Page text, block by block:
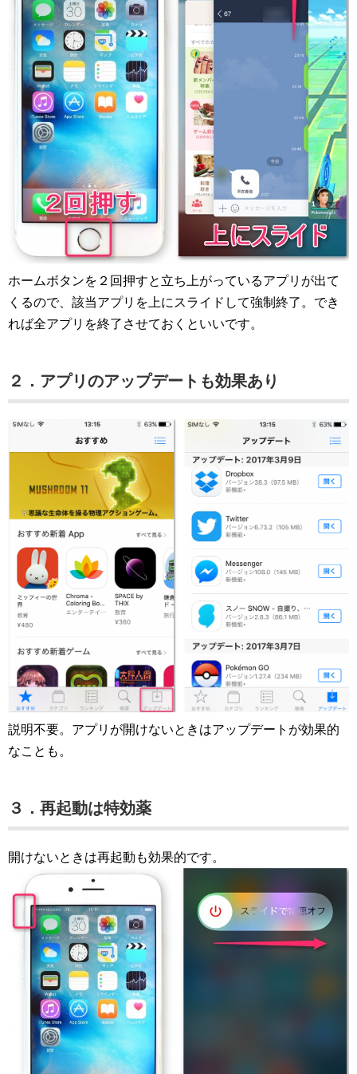
ホームボタンを２回押すと立ち上がっているアプリが出て
くるので、該当アプリを上にスライドして強制終了。でき
れば全アプリを終了させておくといいです。
２．アプリのアップデートも効果あり
説明不要。アプリが開けないときはアップデートが効果的
なことも。
３．再起動は特効薬
開けないときは再起動も効果的です。